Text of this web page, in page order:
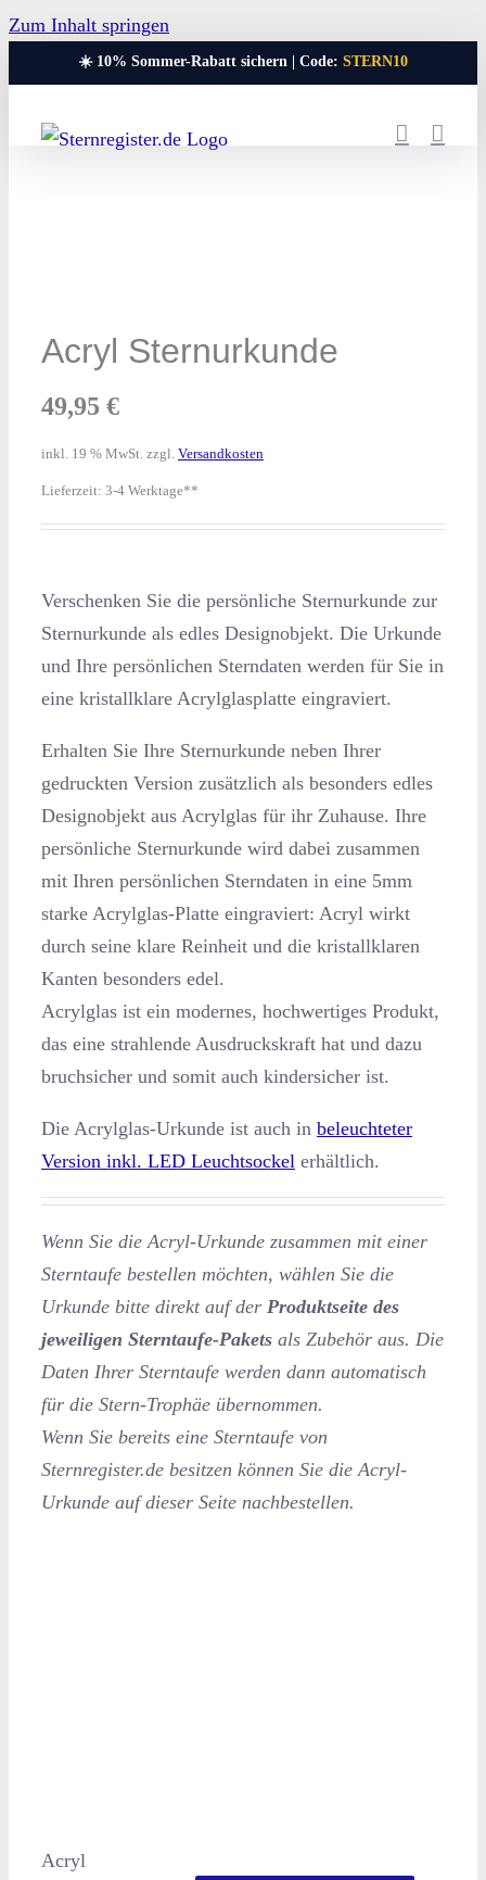
Zum Inhalt springen
☀️ 10% Sommer-Rabatt sichern | Code: STERN10
Acryl Sternurkunde
49,95 €
inkl. 19 % MwSt. zzgl. Versandkosten
Lieferzeit: 3-4 Werktage**
Verschenken Sie die persönliche Sternurkunde zur
Sternurkunde als edles Designobjekt. Die Urkunde
und Ihre persönlichen Sterndaten werden für Sie in
eine kristallklare Acrylglasplatte eingraviert.
Erhalten Sie Ihre Sternurkunde neben Ihrer
gedruckten Version zusätzlich als besonders edles
Designobjekt aus Acrylglas für ihr Zuhause. Ihre
persönliche Sternurkunde wird dabei zusammen
mit Ihren persönlichen Sterndaten in eine 5mm
starke Acrylglas-Platte eingraviert: Acryl wirkt
durch seine klare Reinheit und die kristallklaren
Kanten besonders edel.
Acrylglas ist ein modernes, hochwertiges Produkt,
das eine strahlende Ausdruckskraft hat und dazu
bruchsicher und somit auch kindersicher ist.
Die Acrylglas-Urkunde ist auch in beleuchteter
Version inkl. LED Leuchtsockel erhältlich.
Wenn Sie die Acryl-Urkunde zusammen mit einer
Sterntaufe bestellen möchten, wählen Sie die
Urkunde bitte direkt auf der Produktseite des
jeweiligen Sterntaufe-Pakets als Zubehör aus. Die
Daten Ihrer Sterntaufe werden dann automatisch
für die Stern-Trophäe übernommen.
Wenn Sie bereits eine Sterntaufe von
Sternregister.de besitzen können Sie die Acryl-
Urkunde auf dieser Seite nachbestellen.
Acryl